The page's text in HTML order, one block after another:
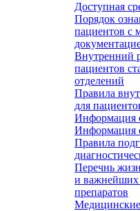
Доступная
Порядок
пациентов с
Внутренний
пациентов
отделений
Правила
для
Информация
Информация
Правила
Перечнь
и важнейших
препаратов